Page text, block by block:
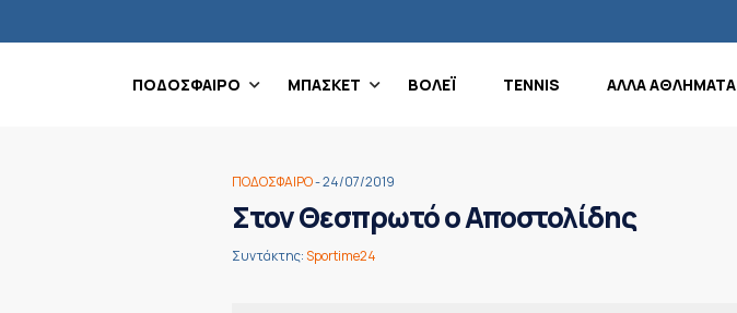
ΠΟΔΟΣΦΑΙΡΟ ΜΠΑΣΚΕΤ ΒΟΛΕΪ TENNIS ΑΛΛΑ ΑΘΛΗΜΑΤΑ
ΠΟΔΟΣΦΑΙΡΟ- 24/07/2019
Στον Θεσπρωτό ο Αποστολίδης
Συντάκτης:Sportime24